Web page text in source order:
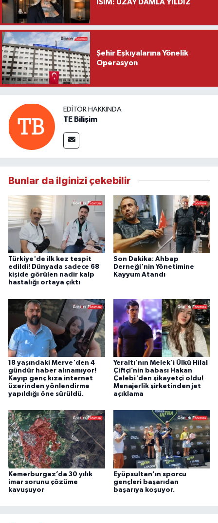
İSİM: UZAY DAMLA YILDIZ
Şehir Eşkıyalarına Yönelik
Operasyon
EDITÖR HAKKINDA
TE Bilişim
Bunlar da ilginizi çekebilir
Türkiye'de ilk kez tespit
edildi! Dünyada sadece 68
kişide görülen nadir kalp
hastalığı ortaya çıktı
Son Dakika: Ahbap
Derneği'nin Yönetimine
Kayyum Atandı
18 yaşındaki Merve'den 4
gündür haber alınamıyor!
Kayıp genç kıza internet
üzerinden yönlendirme
yapıldığı öne sürüldü.
Yeraltı'nın Melek'i Ülkü Hilal
Çiftçi’nin babası Hakan
Çelebi'den şikayetçi oldu!
Menajerlik şirketinden jet
açıklama
Kemerburgaz’da 30 yılık
imar sorunu çözüme
kavuşuyor
Eyüpsultan’ın sporcu
gençleri başarıdan
başarıya koşuyor.